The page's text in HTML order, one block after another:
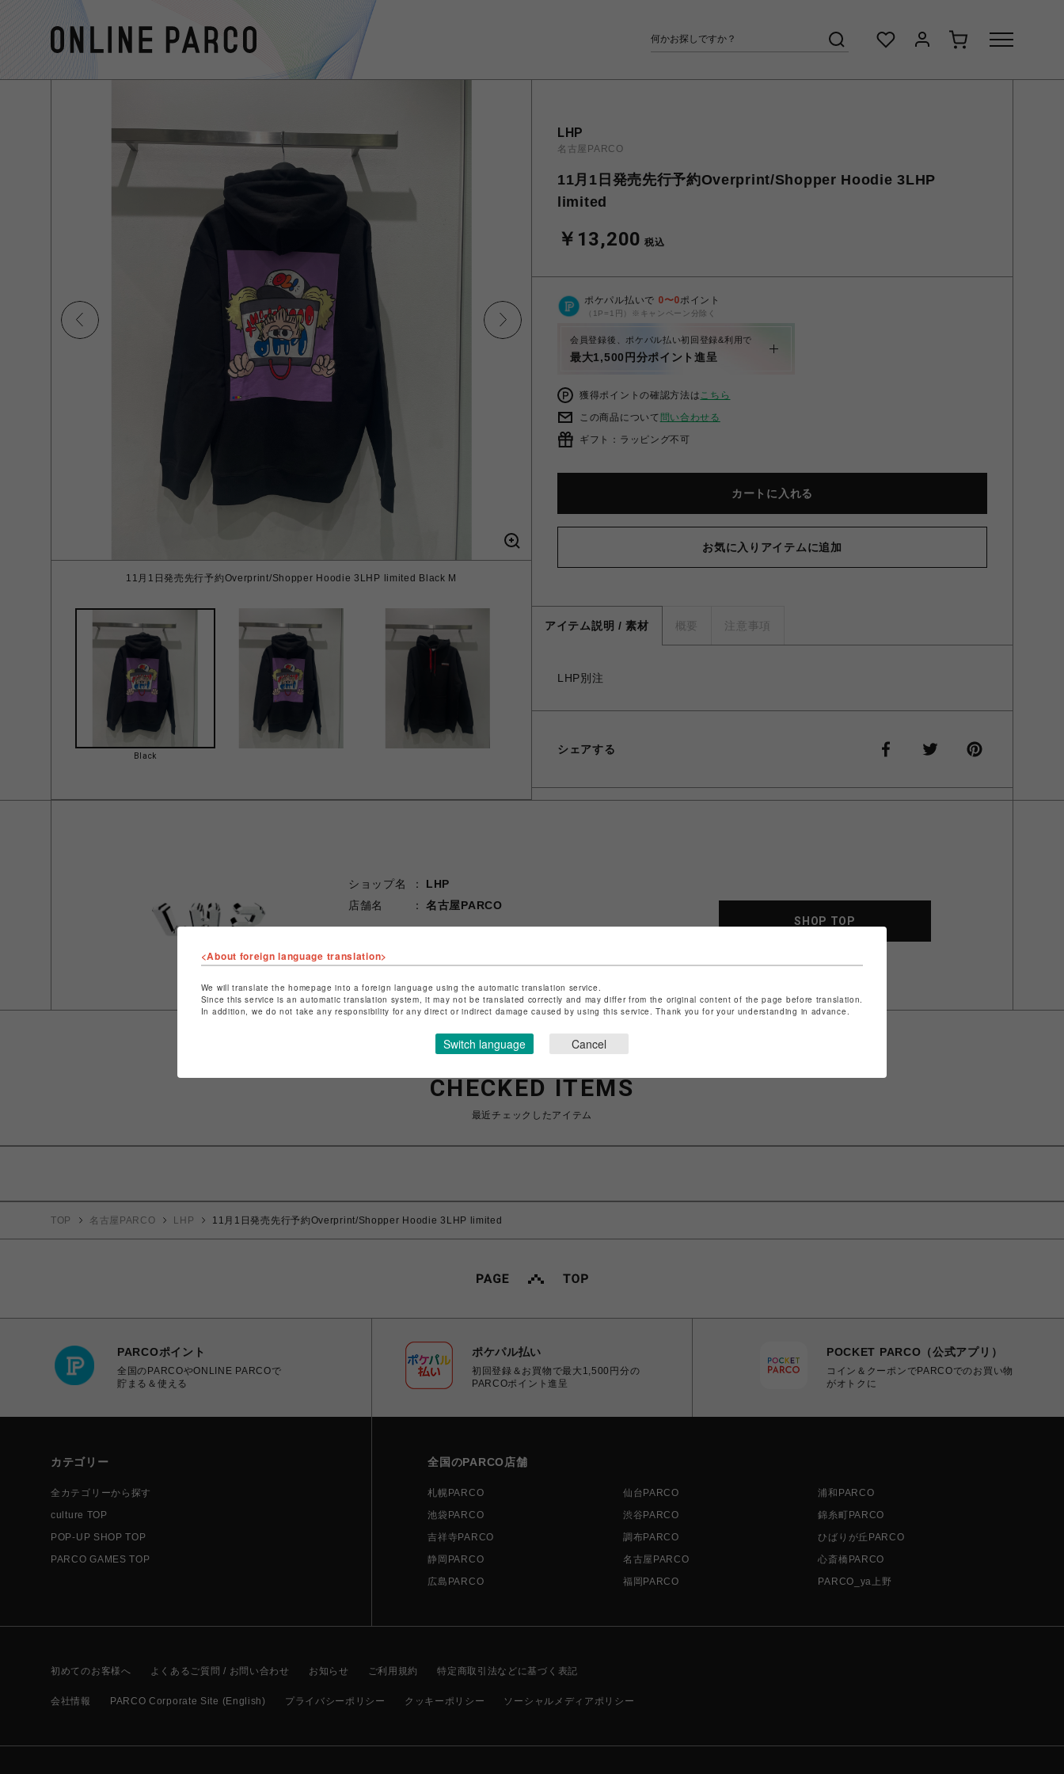
11月1日発売先行予約Overprint/Shopper Hoodie 3LHP limited Black M
Black
LHP
名古屋PARCO
11月1日発売先行予約Overprint/Shopper Hoodie 3LHP
limited
￥13,200 税込
ポケパル払いで 0〜0ポイント
（1P=1円）※キャンペーン分除く
会員登録後、ポケパル払い初回登録&利用で
最大1,500円分ポイント進呈
獲得ポイントの確認方法はこちら
この商品について 問い合わせる
ギフト：ラッピング不可
カートに入れる
お気に入りアイテムに追加
アイテム説明 / 素材 概要 注意事項
LHP別注
シェアする
ショップ名
LHP
店舗名
名古屋PARCO
ショップお問い合わせは
SHOP TOP
CHECKED ITEMS
最近チェックしたアイテム
TOP 名古屋PARCO LHP 11月1日発売先行予約Overprint/Shopper Hoodie 3LHP limited
PARCOポイント
全国のPARCOやONLINE PARCOで
貯まる＆使える
ポケパル払い
初回登録＆お買物で最大1,500円分の
PARCOポイント進呈
POCKET PARCO（公式アプリ）
コイン＆クーポンでPARCOでのお買い物
がオトクに
カテゴリー
全カテゴリーから探す
culture TOP
POP-UP SHOP TOP
PARCO GAMES TOP
全国のPARCO店舗
札幌PARCO 仙台PARCO
浦和PARCO
池袋PARCO
渋谷PARCO
錦糸町PARCO
吉祥寺PARCO
調布PARCO
ひばりが丘PARCO
静岡PARCO
名古屋PARCO
心斎橋PARCO
広島PARCO
福岡PARCO PARCO_ya上野
初めてのお客様へ よくあるご質問 / お問い合わせ お知らせ ご利用規約 特定商取引法などに基づく表記
会社情報 PARCO Corporate Site (English) プライバシーポリシー クッキーポリシー ソーシャルメディアポリシー
<About foreign language translation>
We will translate the homepage into a foreign language using the automatic translation service.
Since this service is an automatic translation system, it may not be translated correctly and may differ from the original content of the page before translation.
In addition, we do not take any responsibility for any direct or indirect damage caused by using this service. Thank you for your understanding in advance.
Switch language Cancel